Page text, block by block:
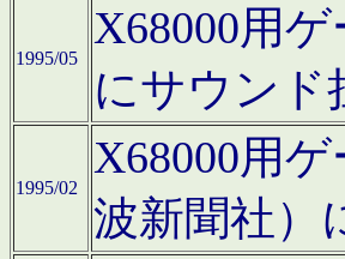
1995/05
X68000用
にサウンド
1995/02
X68000用
波新聞社）